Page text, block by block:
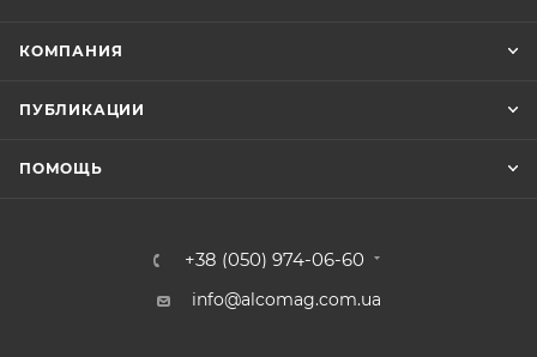
КОМПАНИЯ
ПУБЛИКАЦИИ
ПОМОЩЬ
+38 (050) 974-06-60
info@alcomag.com.ua